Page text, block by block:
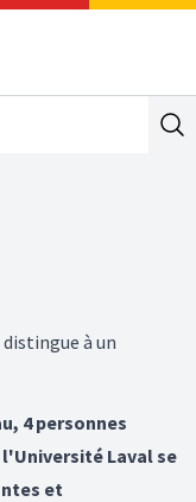
à un
4 personnes
Laval se
et